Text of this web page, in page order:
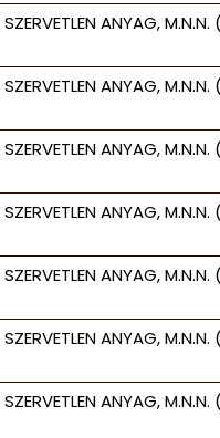
SZERVETLEN ANYAG,
ANYAG,
SZERVETLEN ANYAG,
SZERVETLEN ANYAG,
SZERVETLEN ANYAG,
SZERVETLEN ANYAG,
ANYAG,